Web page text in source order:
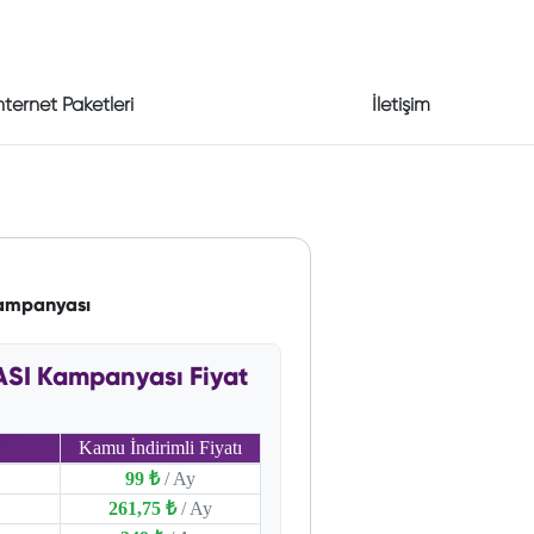
Paketleri İletişim
Kampanyası Fiyat
Kamu İndirimli Fiyatı
99 ₺ / Ay
261,75 ₺ / Ay